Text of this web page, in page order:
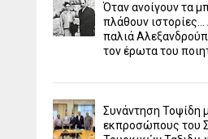
Όταν ανοίγουν τα
πλάθουν
παλιά
τον έρωτα του
Συνάντηση Τοψίδη
εκπροσώπους του